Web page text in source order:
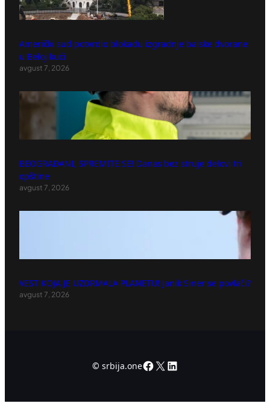
Američki sud potvrdio blokadu izgradnje balske dvorane
u Beloj kući
avgust 7, 2026
BEOGRAĐANI, SPREMITE SE! Danas bez struje delovi tri
opštine
avgust 7, 2026
VEST KOJA JE UZDRMALA PLANETU! Janik Siner se povlači?
avgust 7, 2026
© srbija.oneFacebook
X LinkedIn